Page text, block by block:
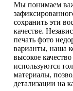
Мы понимаем
сохранить эти
качестве.
печать фото
варианты, наша
высокое
используются
материалы,
детализации на